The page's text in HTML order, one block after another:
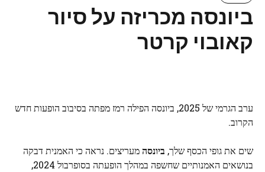
ביונסה מכריזה על סיור
קאובוי קרטר
ערב הגרמי של 2025, ביונסה הפילה רמז מפתה בסיבוב הופעות חדש
הקרוב.
שים את גופי הכסף שלך, ביונסהמעריצים. נראה כי האמנית דבקה
בנושאים האמנותיים שחשפה במהלך הופעתה בסופרבול 2024,